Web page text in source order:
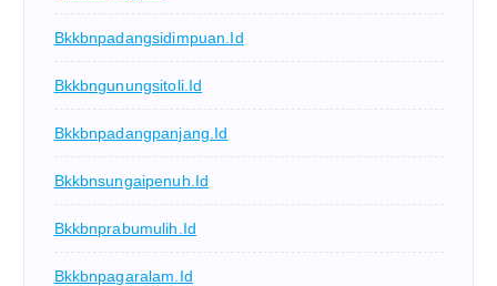
Bkkbnpadangsidimpuan.id
Bkkbngunungsitoli.id
Bkkbnpadangpanjang.id
Bkkbnsungaipenuh.id
Bkkbnprabumulih.id
Bkkbnpagaralam.id